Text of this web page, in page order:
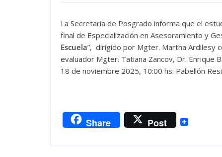
La Secretaría de Posgrado informa que el
final de Especialización en Asesoramiento y
Escuela”, dirigido por Mgter. Martha Ardilesy
evaluador Mgter. Tatiana Zancov, Dr. Enrique
18 de noviembre 2025, 10:00 hs. Pabellón
Share Post